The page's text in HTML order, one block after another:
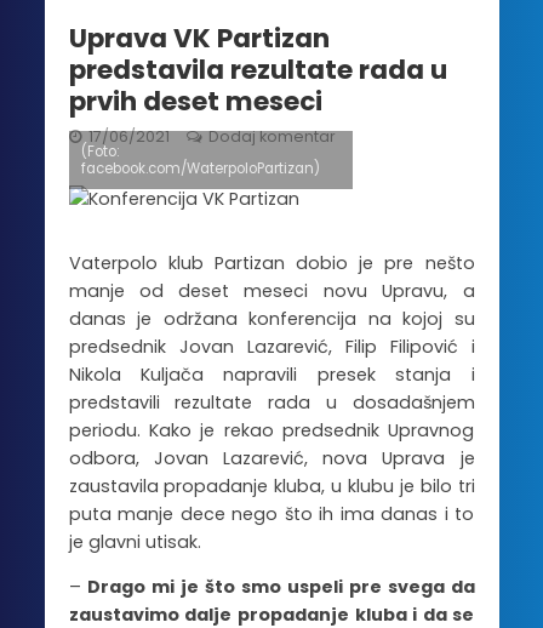
Uprava VK Partizan
predstavila rezultate rada u
prvih deset meseci
17/06/2021 Dodaj komentar
(Foto:
facebook.com/WaterpoloPartizan)
Vaterpolo klub Partizan dobio je pre nešto
manje od deset meseci novu Upravu, a
danas je održana konferencija na kojoj su
predsednik Jovan Lazarević, Filip Filipović i
Nikola Kuljača napravili presek stanja i
predstavili rezultate rada u dosadašnjem
periodu. Kako je rekao predsednik Upravnog
odbora, Jovan Lazarević, nova Uprava je
zaustavila propadanje kluba, u klubu je bilo tri
puta manje dece nego što ih ima danas i to
je glavni utisak.
– Drago mi je što smo uspeli pre svega da
zaustavimo dalje propadanje kluba i da se